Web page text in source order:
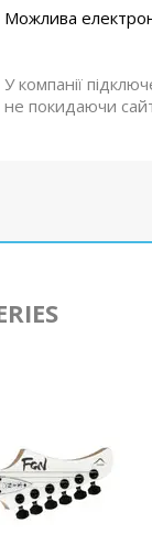
У компанії
не покидаючи